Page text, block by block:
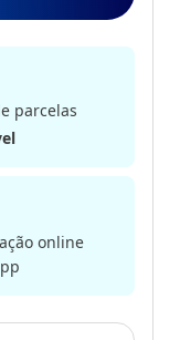
parcelas
online